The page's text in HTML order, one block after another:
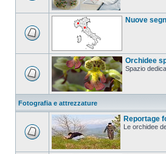
Nuove
Orchidee
Spazio
Fotografia e attrezzature
Reportage
Le orchidee